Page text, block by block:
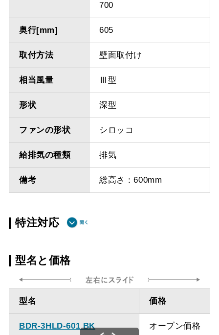
700
奥行[mm] 605
取付方法 壁面取付け
相当風量 Ⅲ型
形状 深型
ファンの形状 シロッコ
給排気の種類 排気
備考 総高さ：600mm
特注対応
方
ダクト方向 上
方
最大寸法 1235ｍｍ
備考
点検口を設けての最小寸
型名と価格
型名 価格
BDR-3HLD-601 BK オープン価格